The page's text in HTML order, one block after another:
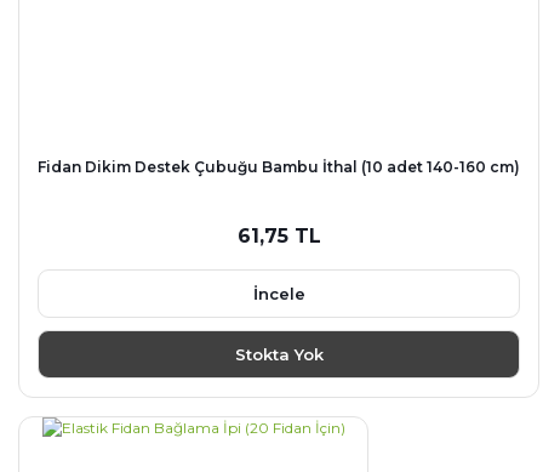
Fidan Dikim Destek Çubuğu Bambu İthal (10 adet 140-160 cm)
61,75 TL
İncele
Stokta Yok